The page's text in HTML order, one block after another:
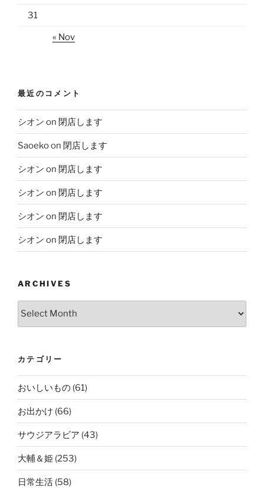
31
« Nov
最近のコメント
シオン on 閉店します
Saoekoon 閉店します
シオン on 閉店します
シオン on 閉店します
シオン on 閉店します
シオン on 閉店します
ARCHIVES
カテゴリー
おいしいもの (61)
お出かけ (66)
サウジアラビア (43)
大輔＆姫 (253)
日常生活 (58)